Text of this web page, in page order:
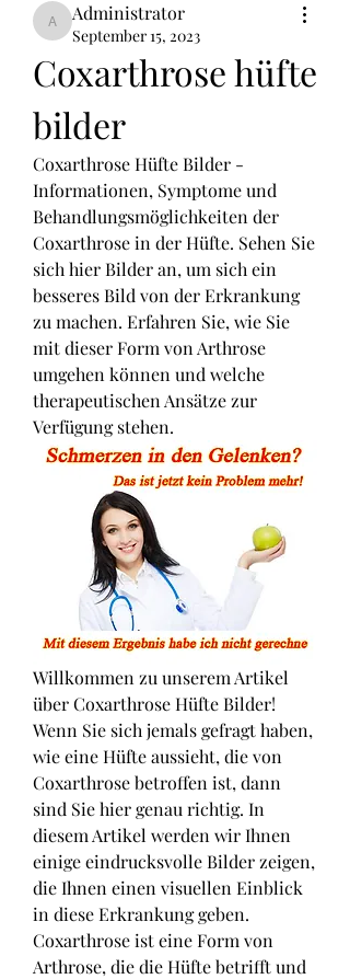
Administrator
Administrator
September 15, 2023
Coxarthrose hüfte
bilder
Coxarthrose Hüfte Bilder -
Informationen, Symptome und
Behandlungsmöglichkeiten der
Coxarthrose in der Hüfte. Sehen Sie
sich hier Bilder an, um sich ein
besseres Bild von der Erkrankung
zu machen. Erfahren Sie, wie Sie
mit dieser Form von Arthrose
umgehen können und welche
therapeutischen Ansätze zur
Verfügung stehen.
Willkommen zu unserem Artikel
über Coxarthrose Hüfte Bilder!
Wenn Sie sich jemals gefragt haben,
wie eine Hüfte aussieht, die von
Coxarthrose betroffen ist, dann
sind Sie hier genau richtig. In
diesem Artikel werden wir Ihnen
einige eindrucksvolle Bilder zeigen,
die Ihnen einen visuellen Einblick
in diese Erkrankung geben.
Coxarthrose ist eine Form von
Arthrose, die die Hüfte betrifft und